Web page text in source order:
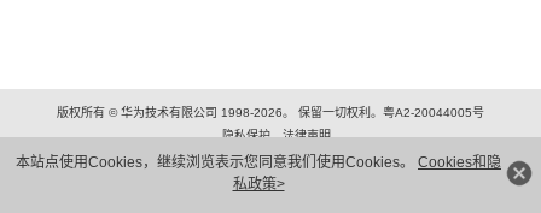
本站点使用Cookies，继续浏览表示您同意我们使用Cookies。 Cookies和隐
私政策>
版权所有 © 华为技术有限公司 1998-2026。 保留一切权利。粤A2-20044005号
隐私保护
法律声明